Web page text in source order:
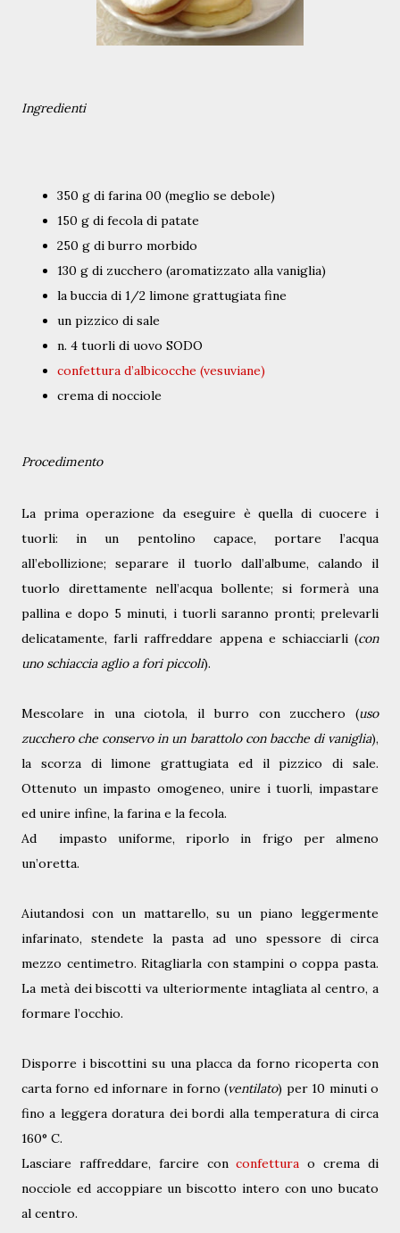
Ingredienti
350 g di farina 00 (meglio se debole)
150 g di fecola di patate
250 g di burro morbido
130 g di zucchero (aromatizzato alla vaniglia)
la buccia di 1/2 limone grattugiata fine
un pizzico di sale
n. 4 tuorli di uovo SODO
confettura d’albicocche (vesuviane)
crema di nocciole
Procedimento
La prima operazione da eseguire è quella di cuocere i
tuorli: in un pentolino capace, portare l’acqua
all’ebollizione; separare il tuorlo dall’albume, calando il
tuorlo direttamente nell’acqua bollente; si formerà una
pallina e dopo 5 minuti, i tuorli saranno pronti; prelevarli
delicatamente, farli raffreddare appena e schiacciarli (con
uno schiaccia aglio a fori piccoli).
Mescolare in una ciotola, il burro con zucchero (uso
zucchero che conservo in un barattolo con bacche di vaniglia),
la scorza di limone grattugiata ed il pizzico di sale.
Ottenuto un impasto omogeneo, unire i tuorli, impastare
ed unire infine, la farina e la fecola.
Ad
impasto uniforme, riporlo in frigo per almeno
un’oretta.
Aiutandosi con un mattarello, su un piano leggermente
infarinato, stendete la pasta ad uno spessore di circa
mezzo centimetro. Ritagliarla con stampini o coppa pasta.
La metà dei biscotti va ulteriormente intagliata al centro, a
formare l’occhio.
Disporre i biscottini su una placca da forno ricoperta con
carta forno ed infornare in forno (ventilato) per 10 minuti o
fino a leggera doratura dei bordi alla temperatura di circa
160° C.
Lasciare raffreddare, farcire conconfettura o crema di
nocciole ed accoppiare un biscotto intero con uno bucato
al centro.